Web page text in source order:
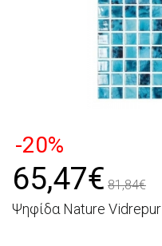
-20%
65,47€ 81,84€
Ψηφίδα Nature Vidrepur